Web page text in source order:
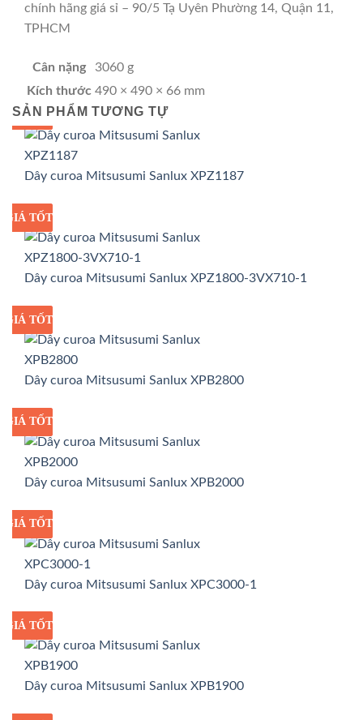
chính hãng giá sỉ – 90/5 Tạ Uyên Phường 14, Quận 11,
TPHCM
Cân nặng
3060 g
Kích thước 490 × 490 × 66 mm
SẢN PHẨM TƯƠNG TỰ
GIÁ SỈ
GIÁ TỐT
Dây curoa Mitsusumi Sanlux XPZ1187
GIÁ SỈ
GIÁ TỐT
Dây curoa Mitsusumi Sanlux XPZ1800-3VX710-1
GIÁ SỈ
GIÁ TỐT
Dây curoa Mitsusumi Sanlux XPB2800
GIÁ SỈ
GIÁ TỐT
Dây curoa Mitsusumi Sanlux XPB2000
GIÁ SỈ
GIÁ TỐT
Dây curoa Mitsusumi Sanlux XPC3000-1
GIÁ SỈ
GIÁ TỐT
Dây curoa Mitsusumi Sanlux XPB1900